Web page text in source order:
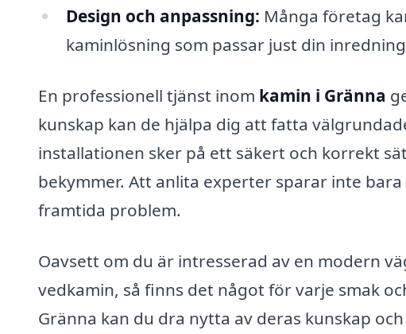
Design och anpassning: Många företag
kaminlösning som passar just din
En professionell tjänst inom kamin i Gränna
kunskap kan de hjälpa dig att fatta
installationen sker på ett säkert och korrekt
bekymmer. Att anlita experter sparar inte
framtida problem.
Oavsett om du är intresserad av en modern
vedkamin, så finns det något för varje smak
Gränna kan du dra nytta av deras kunskap